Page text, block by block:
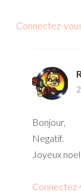
Connectez-
Bonjour,
Negatif.
Joyeux noel.